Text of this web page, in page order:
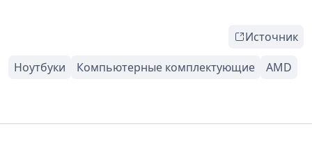
Источник